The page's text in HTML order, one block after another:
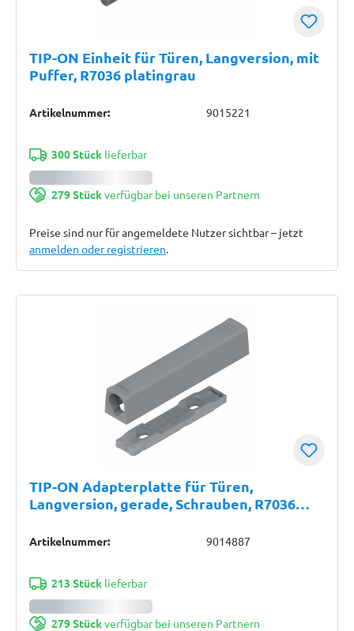
TIP-ON Einheit für Türen, Langversion, mit
Puffer, R7036 platingrau
Artikelnummer: 9015221
300 Stücklieferbar
279 Stückverfügbar bei unseren Partnern
Preise sind nur für angemeldete Nutzer sichtbar – jetzt
anmelden oder registrieren.
TIP-ON Adapterplatte für Türen,
Langversion, gerade, Schrauben, R7036
Artikelnummer: 9014887
213 Stücklieferbar
279 Stückverfügbar bei unseren Partnern